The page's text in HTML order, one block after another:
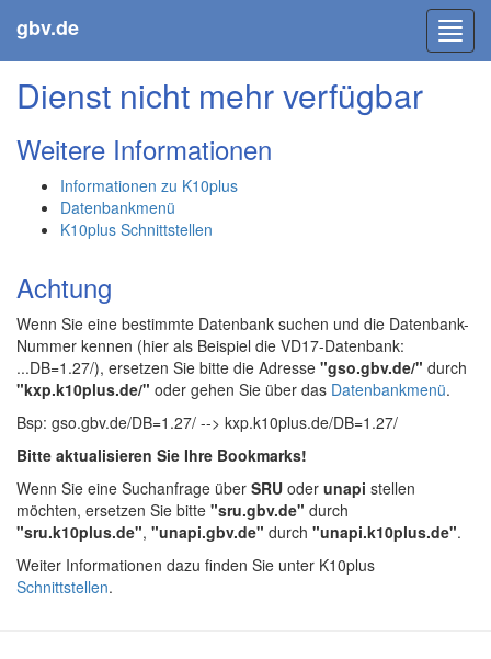
gbv.de
Dienst nicht mehr verfügbar
Weitere Informationen
Informationen zu K10plus
Datenbankmenü
K10plus Schnittstellen
Achtung
Wenn Sie eine bestimmte Datenbank suchen und die Datenbank-
Nummer kennen (hier als Beispiel die VD17-Datenbank:
...DB=1.27/), ersetzen Sie bitte die Adresse "gso.gbv.de/" durch
"kxp.k10plus.de/" oder gehen Sie über das Datenbankmenü.
Bsp: gso.gbv.de/DB=1.27/ --> kxp.k10plus.de/DB=1.27/
Bitte aktualisieren Sie Ihre Bookmarks!
Wenn Sie eine Suchanfrage über SRU oder unapi stellen
möchten, ersetzen Sie bitte "sru.gbv.de" durch
"sru.k10plus.de", "unapi.gbv.de" durch "unapi.k10plus.de".
Weiter Informationen dazu finden Sie unter K10plus
Schnittstellen.